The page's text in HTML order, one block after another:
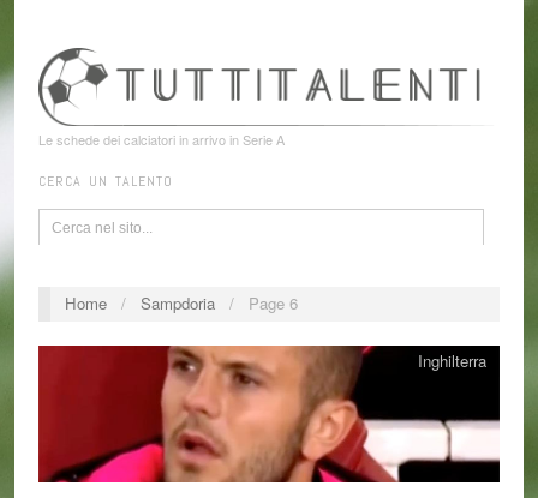
Le schede dei calciatori in arrivo in Serie A
CERCA UN TALENTO
Home / Sampdoria / Page 6
Inghilterra